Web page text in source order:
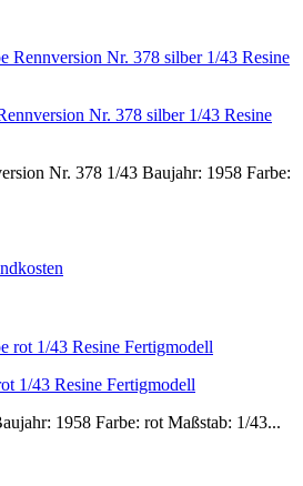
Nr. 378 silber 1/43 Resine
Nr. 378 1/43 Baujahr: 1958 Farbe:
1/43 Resine Fertigmodell
1958 Farbe: rot Maßstab: 1/43...